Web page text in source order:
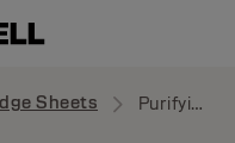
Sheets Purifying Shampoo